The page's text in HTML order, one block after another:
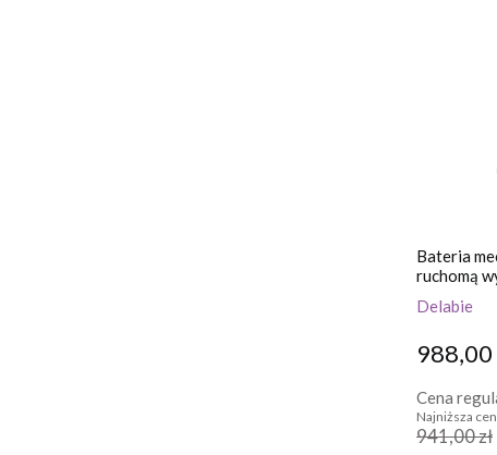
Bateria
ruchomą
Delabie
988,00
Cena
Najniższa
941,00 zł